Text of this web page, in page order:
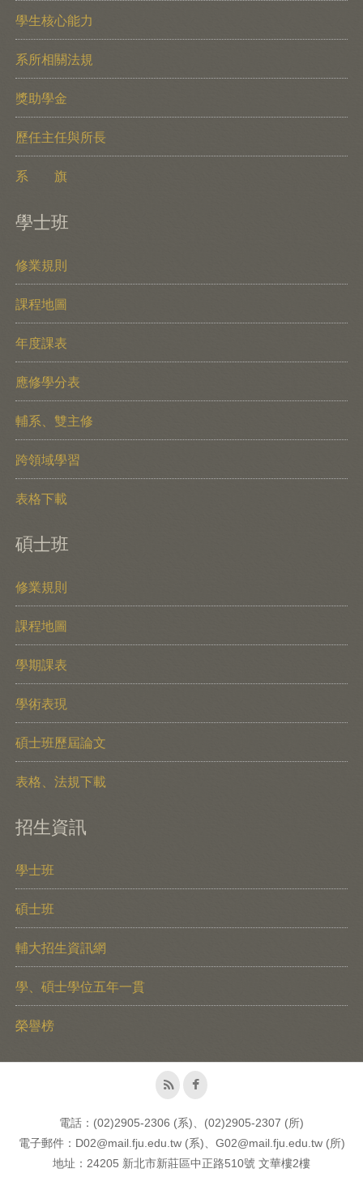
學生核心能力
系所相關法規
獎助學金
歷任主任與所長
系 旗
學士班
修業規則
課程地圖
年度課表
應修學分表
輔系、雙主修
跨領域學習
表格下載
碩士班
修業規則
課程地圖
學期課表
學術表現
碩士班歷屆論文
表格、法規下載
招生資訊
學士班
碩士班
輔大招生資訊網
學、碩士學位五年一貫
榮譽榜
電話：(02)2905-2306 (系)、(02)2905-2307 (所)
電子郵件：D02@mail.fju.edu.tw (系)、G02@mail.fju.edu.tw (所)
地址：24205 新北市新莊區中正路510號 文華樓2樓